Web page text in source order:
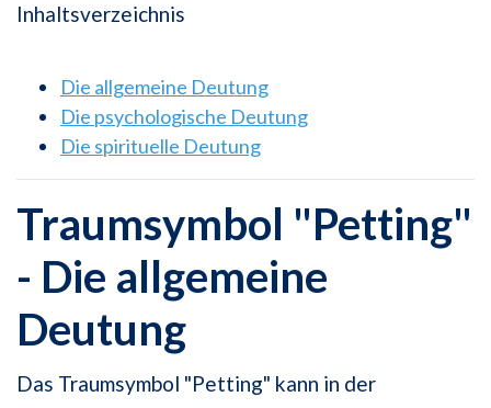
Inhaltsverzeichnis
Die allgemeine Deutung
Die psychologische Deutung
Die spirituelle Deutung
Traumsymbol "Petting"
- Die allgemeine
Deutung
Das Traumsymbol "Petting" kann in der